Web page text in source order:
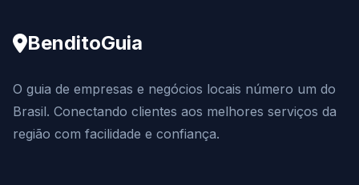
BenditoGuia
O guia de empresas e negócios locais número um do
Brasil. Conectando clientes aos melhores serviços da
região com facilidade e confiança.